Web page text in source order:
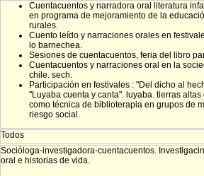
Cuentacuentos y narradora oral literatura
en programa de mejoramiento de la
rurales.
Cuento leído y narraciones orales en
lo barnechea.
Sesiones de cuentacuentos, feria del libro
Cuentacuentos y narraciones oral en la
chile. sech.
Participación en festivales : "Del dicho al
"Luyaba cuenta y canta". luyaba. tierras
como técnica de biblioterapia en grupos de
riesgo social.
Todos
Socióloga-investigadora-cuentacuentos.
oral e historias de vida.